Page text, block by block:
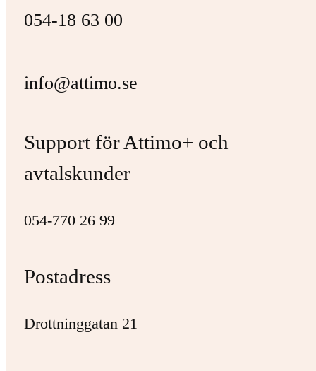
054-18 63 00
info@attimo.se
Support för Attimo+ och
avtalskunder
054-770 26 99
Postadress
Drottninggatan 21